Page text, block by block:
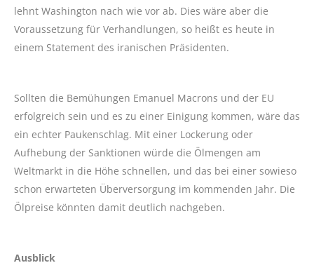
lehnt Washington nach wie vor ab. Dies wäre aber die
Voraussetzung für Verhandlungen, so heißt es heute in
einem Statement des iranischen Präsidenten.
Sollten die Bemühungen Emanuel Macrons und der EU
erfolgreich sein und es zu einer Einigung kommen, wäre das
ein echter Paukenschlag. Mit einer Lockerung oder
Aufhebung der Sanktionen würde die Ölmengen am
Weltmarkt in die Höhe schnellen, und das bei einer sowieso
schon erwarteten Überversorgung im kommenden Jahr. Die
Ölpreise könnten damit deutlich nachgeben.
Ausblick